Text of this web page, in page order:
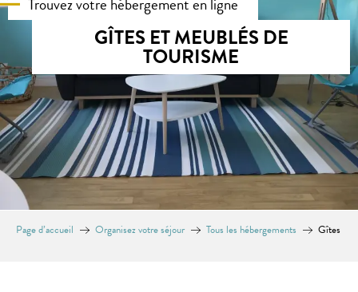
GÎTES ET MEUBLÉS DE
TOURISME
Page d’accueil Organisez votre séjour Tous les hébergements Gîtes